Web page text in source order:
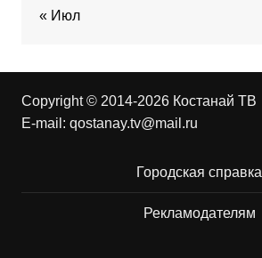
« Июл
Copyright © 2014-2026 Костанай ТВ
E-mail: qostanay.tv@mail.ru
Городская справка
Рекламодателям